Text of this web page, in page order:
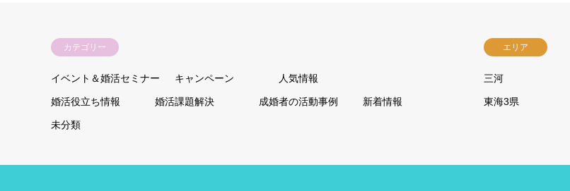
カテゴリー
イベント＆婚活セミナー キャンペーン 人気情報
婚活役立ち情報 婚活課題解決 成婚者の活動事例 新着情報
未分類
エリア
三河
東海3県